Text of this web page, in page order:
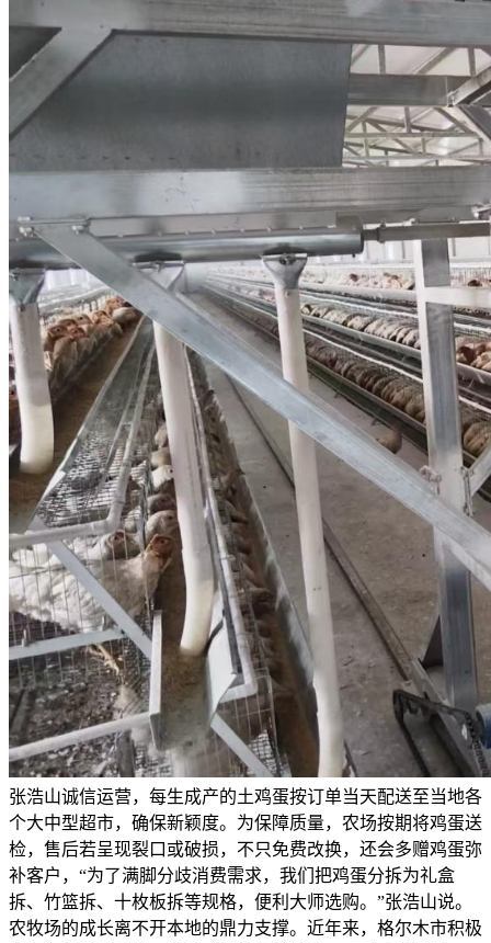
张浩山诚信运营，每生成产的土鸡蛋按订单当天配送至当地各
个大中型超市，确保新颖度。为保障质量，农场按期将鸡蛋送
检，售后若呈现裂口或破损，不只免费改换，还会多赠鸡蛋弥
补客户，“为了满脚分歧消费需求，我们把鸡蛋分拆为礼盒
拆、竹篮拆、十枚板拆等规格，便利大师选购。”张浩山说。
农牧场的成长离不开本地的鼎力支撑。近年来，格尔木市积极